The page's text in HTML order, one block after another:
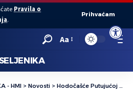
Open
Pravila o
.
Prihvaćam
Aa
- HMI > Novosti > Hodočašće Putujućoj Celjanskoj Mariji u Hrvatski Jandrof